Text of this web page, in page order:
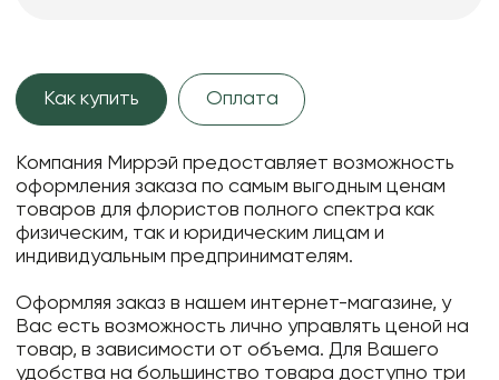
Как купить Оплата
Компания Миррэй предоставляет возможность
оформления заказа по самым выгодным ценам
товаров для флористов полного спектра как
физическим, так и юридическим лицам и
индивидуальным предпринимателям.
Оформляя заказ в нашем интернет-магазине, у
Вас есть возможность лично управлять ценой на
товар, в зависимости от объема. Для Вашего
удобства на большинство товара доступно три